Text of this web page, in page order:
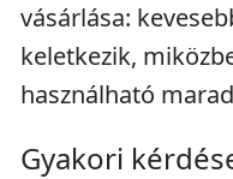
vásárlása:
keletkezik,
használható
Gyakori